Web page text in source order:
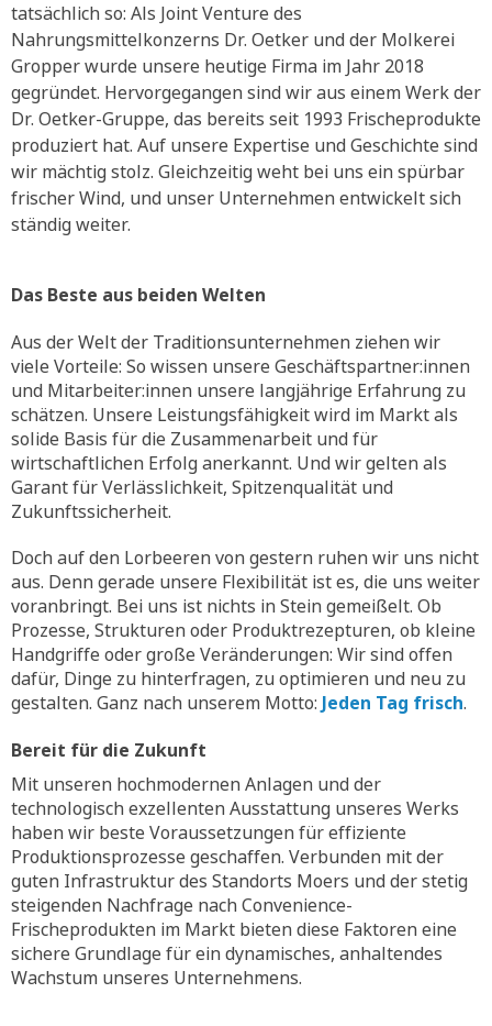
tatsächlich so: Als Joint Venture des
Nahrungsmittelkonzerns Dr. Oetker und der Molkerei
Gropper wurde unsere heutige Firma im Jahr 2018
gegründet. Hervorgegangen sind wir aus einem Werk der
Dr. Oetker-Gruppe, das bereits seit 1993 Frischeprodukte
produziert hat. Auf unsere Expertise und Geschichte sind
wir mächtig stolz. Gleichzeitig weht bei uns ein spürbar
frischer Wind, und unser Unternehmen entwickelt sich
ständig weiter.
Das Beste aus beiden Welten
Aus der Welt der Traditionsunternehmen ziehen wir
viele Vorteile: So wissen unsere Geschäftspartner:innen
und Mitarbeiter:innen unsere langjährige Erfahrung zu
schätzen. Unsere Leistungsfähigkeit wird im Markt als
solide Basis für die Zusammenarbeit und für
wirtschaftlichen Erfolg anerkannt. Und wir gelten als
Garant für Verlässlichkeit, Spitzenqualität und
Zukunftssicherheit.
Doch auf den Lorbeeren von gestern ruhen wir uns nicht
aus. Denn gerade unsere Flexibilität ist es, die uns weiter
voranbringt. Bei uns ist nichts in Stein gemeißelt. Ob
Prozesse, Strukturen oder Produktrezepturen, ob kleine
Handgriffe oder große Veränderungen: Wir sind offen
dafür, Dinge zu hinterfragen, zu optimieren und neu zu
gestalten. Ganz nach unserem Motto: Jeden Tag frisch.
Bereit für die Zukunft
Mit unseren hochmodernen Anlagen und der
technologisch exzellenten Ausstattung unseres Werks
haben wir beste Voraussetzungen für effiziente
Produktionsprozesse geschaffen. Verbunden mit der
guten Infrastruktur des Standorts Moers und der stetig
steigenden Nachfrage nach Convenience-
Frischeprodukten im Markt bieten diese Faktoren eine
sichere Grundlage für ein dynamisches, anhaltendes
Wachstum unseres Unternehmens.